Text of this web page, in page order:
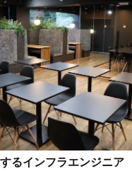
るインフラエンジニア